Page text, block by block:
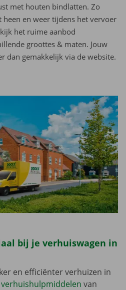
met houten bindlatten. Zo
en weer tijdens het vervoer
het ruime aanbod
groottes & maten. Jouw
dan gemakkelijk via de website.
bij je verhuiswagen in
en efficiënter verhuizen in
verhuishulpmiddelen van